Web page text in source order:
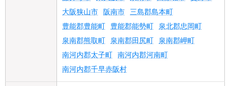
大阪狭山市 阪南市 三島郡島本町
豊能郡豊能町 豊能郡能勢町 泉北郡忠岡町
泉南郡熊取町 泉南郡田尻町 泉南郡岬町
南河内郡太子町 南河内郡河南町
南河内郡千早赤阪村